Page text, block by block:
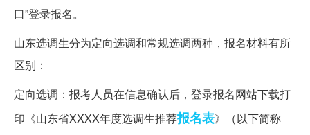
口”登录报名。
山东选调生分为定向选调和常规选调两种，报名材料有所
区别：
定向选调：报考人员在信息确认后，登录报名网站下载打
印《山东省XXXX年度选调生推荐报名表》（以下简称